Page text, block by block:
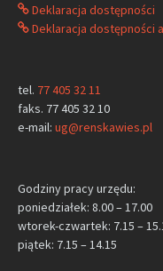
Deklaracja dostępności
Deklaracja dostępności
tel. 77 405 32 11
faks. 77 405 32 10
e-mail: ug@renskawies.pl
Godziny pracy urzędu:
poniedziałek: 8.00 – 17.00
wtorek-czwartek: 7.15 –
piątek: 7.15 – 14.15